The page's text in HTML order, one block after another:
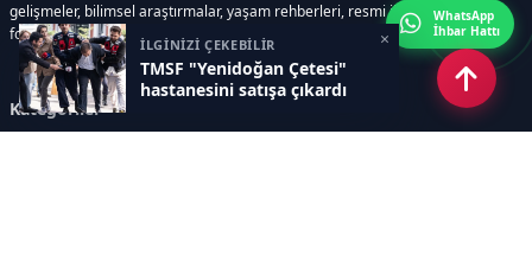
İLGİNİZİ ÇEKEBİLİR
TMSF "Yenidoğan Çetesi"
hastanesini satışa çıkardı
×
gelişmeler, bilimsel araştırmalar, yaşam rehberleri, resmi ilanlar, video ve
fotoğraf galerileri ve e-gazete içerikleri yer almaktadır.
Kategoriler
WhatsApp
İhbar Hattı